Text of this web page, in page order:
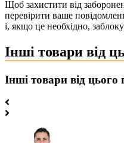
Щоб захистити від
перевірити ваше
і, якщо це необхідно,
Інші товари від
Інші товари від цього